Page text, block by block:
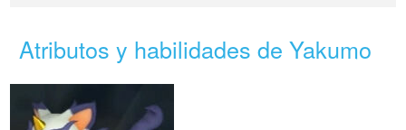
Atributos y habilidades de Yakumo